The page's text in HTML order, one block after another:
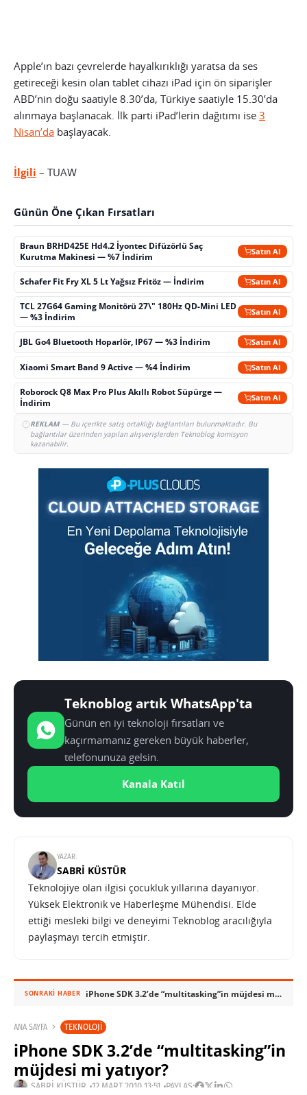
Apple’ın bazı çevrelerde hayalkırıklığı yaratsa da ses
getireceği kesin olan tablet cihazı iPad için ön siparişler
ABD’nin doğu saatiyle 8.30’da, Türkiye saatiyle 15.30’da
alınmaya başlanacak. İlk parti iPad’lerin dağıtımı ise 3
Nisan’da başlayacak.
İlgili – TUAW
Günün Öne Çıkan Fırsatları
Braun BRHD425E Hd4.2 İyontec Difüzörlü Saç
Kurutma Makinesi — %7 İndirim
Satın Al
Schafer Fit Fry XL 5 Lt Yağsız Fritöz — İndirim Satın Al
TCL 27G64 Gaming Monitörü 27\" 180Hz QD-Mini LED
— %3 İndirim
Satın Al
JBL Go4 Bluetooth Hoparlör, IP67 — %3 İndirim Satın Al
Xiaomi Smart Band 9 Active — %4 İndirim Satın Al
Roborock Q8 Max Pro Plus Akıllı Robot Süpürge —
İndirim
Satın Al
REKLAM— Bu içerikte satış ortaklığı bağlantıları bulunmaktadır. Bu
bağlantılar üzerinden yapılan alışverişlerden Teknoblog komisyon
kazanabilir.
Teknoblog artık WhatsApp'ta
Günün en iyi teknoloji fırsatları ve
kaçırmamanız gereken büyük haberler,
telefonunuza gelsin.
Kanala Katıl
YAZAR:
SABRI KÜSTÜR
Teknolojiye olan ilgisi çocukluk yıllarına dayanıyor.
Yüksek Elektronik ve Haberleşme Mühendisi. Elde
ettiği mesleki bilgi ve deneyimi Teknoblog aracılığıyla
paylaşmayı tercih etmiştir.
SONRAKI HABER iPhone SDK 3.2’de “multitasking”in müjdesi mi yatıyor?
ANA SAYFA TEKNOLOJI
iPhone SDK 3.2’de “multitasking”in
müjdesi mi yatıyor?
SABRI KÜSTÜR 12 MART 2010 13:51 PAYLAŞ: